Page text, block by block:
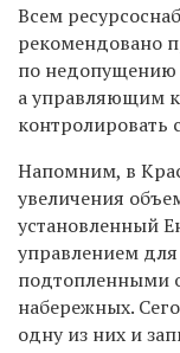
Всем
рекомендовано
по недопущению
а управляющим
контролировать
Напомним, в
увеличения
установленный
управлением
подтопленными
набережных.
одну из них и